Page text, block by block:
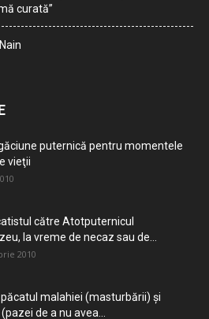
curată”
puternică pentru momentele
vieţii
către Atotputernicul
la vreme de necaz sau de...
2010
păcatul malahiei (masturbării) şi
de a nu avea...